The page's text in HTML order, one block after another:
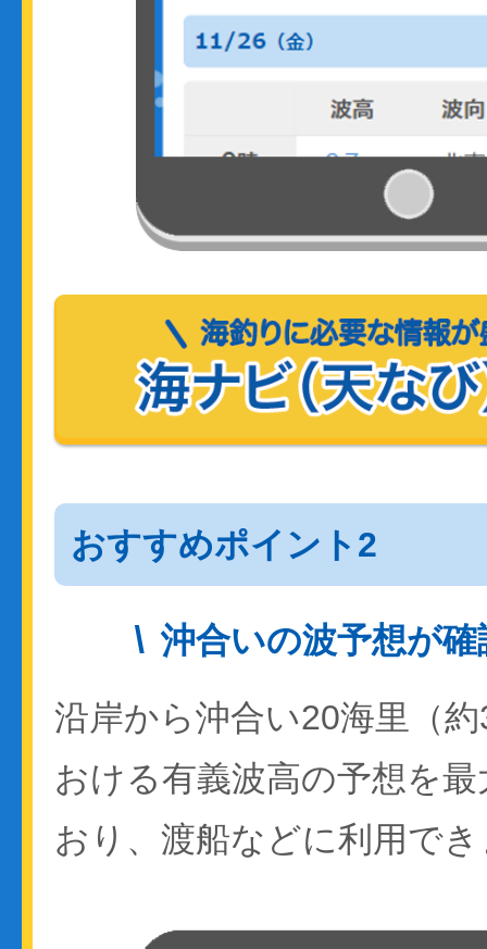
おすすめポイント2
沖合いの波予想が
沿岸から沖合い20海里（
おける有義波高の予想を
おり、渡船などに利用で